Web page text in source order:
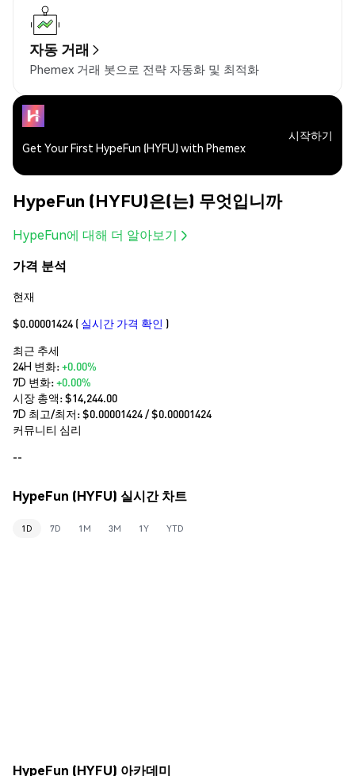
자동 거래
Phemex 거래 봇으로 전략 자동화 및 최적화
Get Your First HypeFun (HYFU) with Phemex
시작하기
HypeFun (HYFU)은(는) 무엇입니까
HypeFun에 대해 더 알아보기
가격 분석
현재
$0.00001424 ( 실시간 가격 확인 )
최근 추세
24H 변화:+0.00%
7D 변화:+0.00%
시장 총액:$14,244.00
7D 최고/최저: $0.00001424/ $0.00001424
커뮤니티 심리
--
HypeFun (HYFU) 실시간 차트
1D 7D 1M 3M 1Y YTD
HypeFun (HYFU) 아카데미